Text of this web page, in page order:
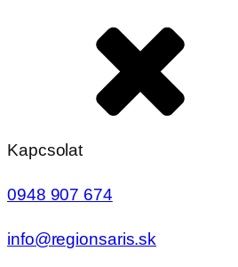
Kapcsolat
0948 907 674
info@regionsaris.sk